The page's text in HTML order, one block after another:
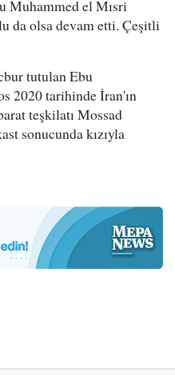
Muhammed el Mısri
da olsa devam etti. Çeşitli
tutulan Ebu
2020 tarihinde İran'ın
teşkilatı Mossad
sonucunda kızıyla